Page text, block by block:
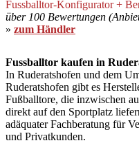
über 100 Bewertungen
» zum Händler
Fussballtor kaufen in
In Ruderatshofen und dem
Ruderatshofen gibt es
Fußballtore, die inzwischen
direkt auf den Sportplatz
adäquater Fachberatung für
und Privatkunden.